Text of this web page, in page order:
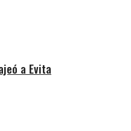
a Evita